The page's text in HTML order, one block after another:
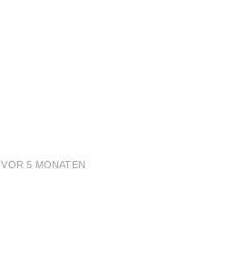
VOR 5 MONATEN